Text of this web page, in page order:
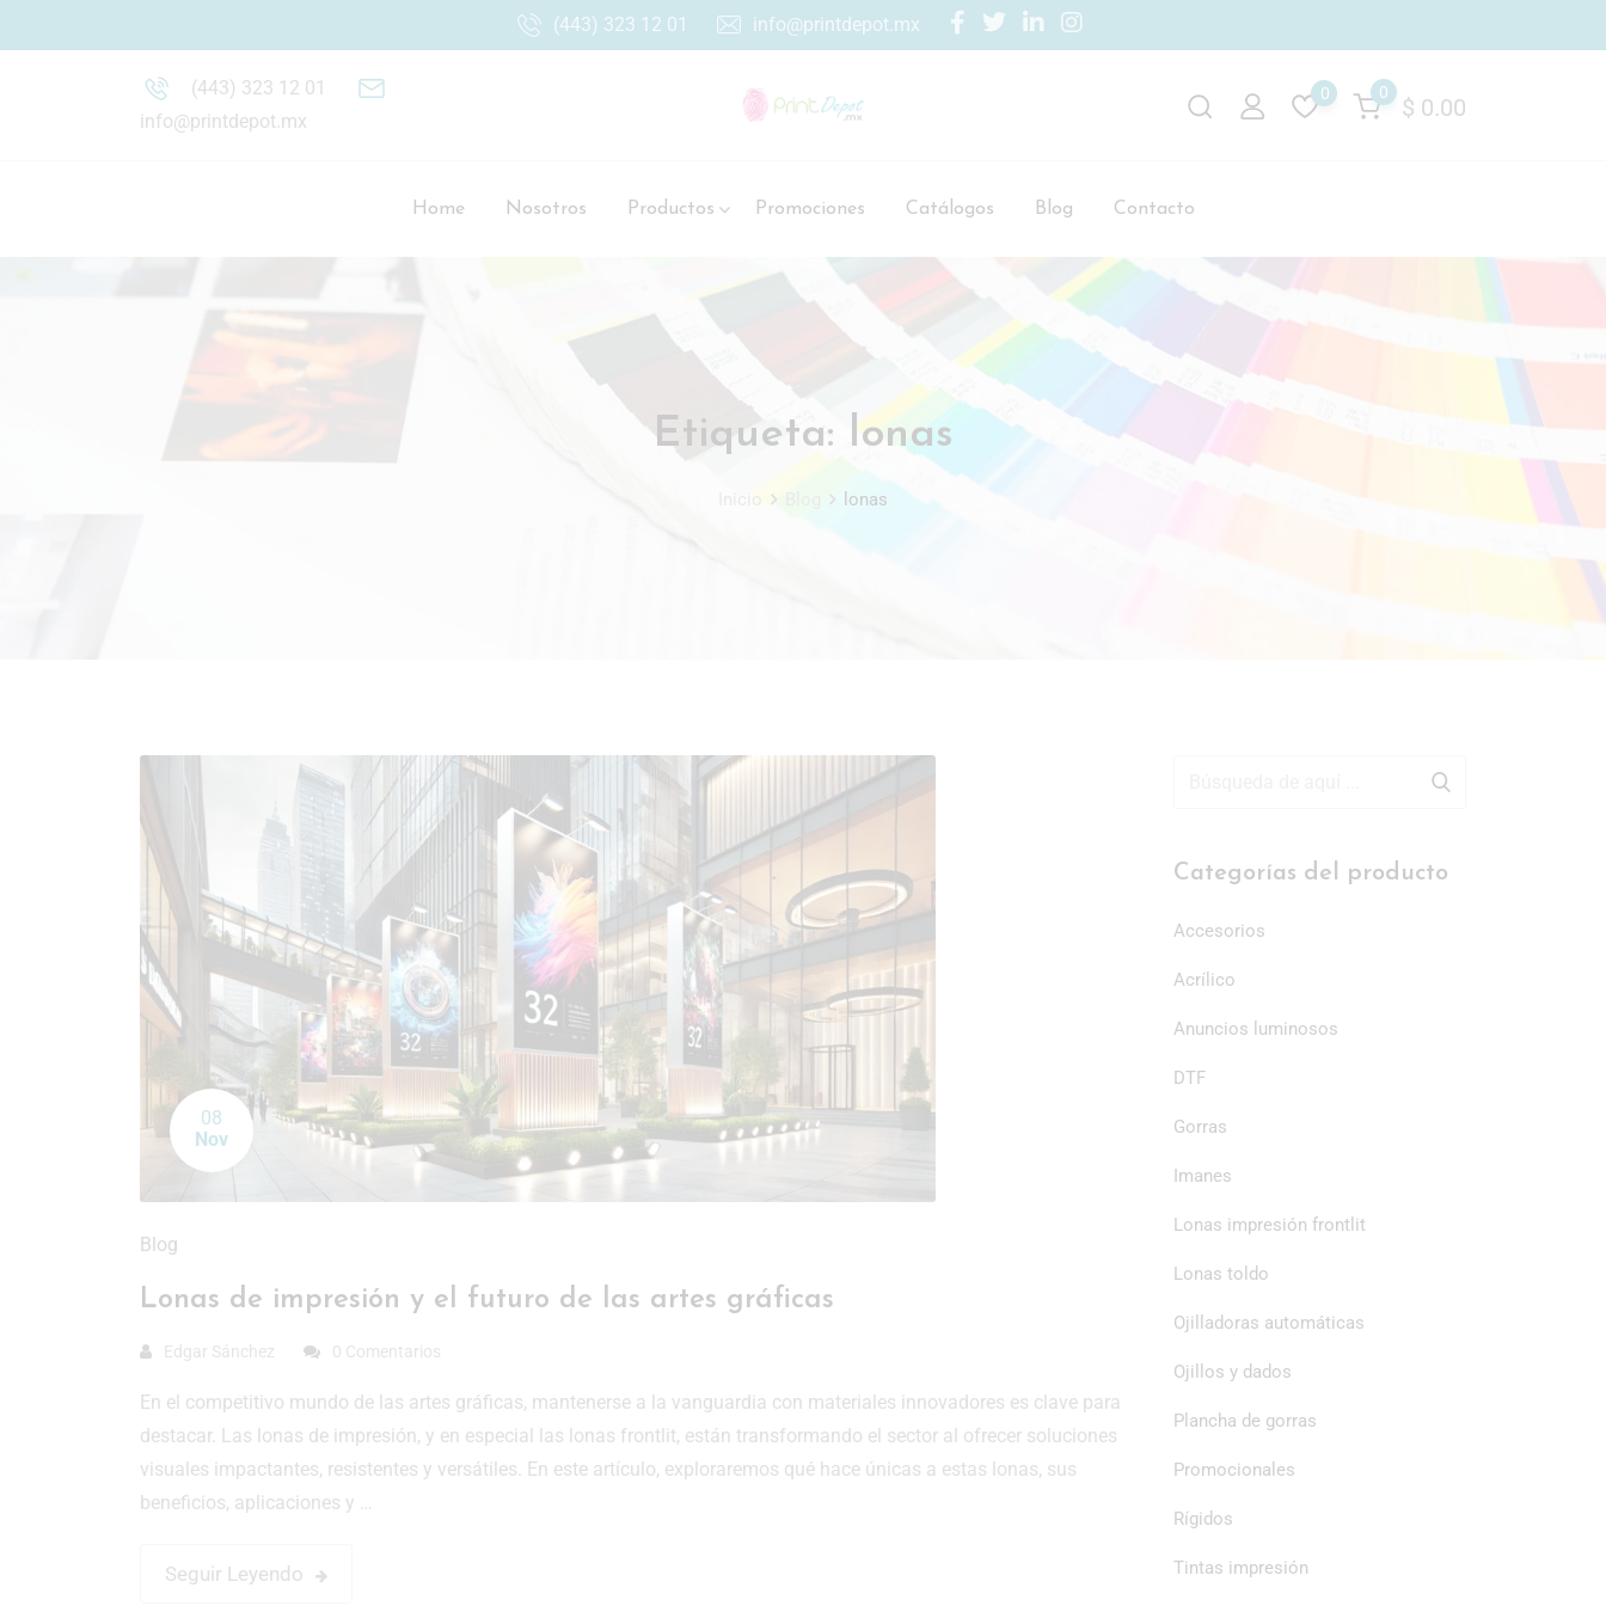
(443) 323 12 01 info@printdepot.mx
(443) 323 12 01
info@printdepot.mx
$ 0.00
0
0
Home Nosotros Productos Promociones Catálogos Blog Contacto
Etiqueta: lonas
lonas
08
Nov
Blog
Lonas de impresión y el futuro de las artes gráficas
Edgar Sánchez 0 Comentarios
En el competitivo mundo de las artes gráficas, mantenerse a la vanguardia con materiales innovadores es clave para
destacar. Las lonas de impresión, y en especial las lonas frontlit, están transformando el sector al ofrecer soluciones
visuales impactantes, resistentes y versátiles. En este artículo, exploraremos qué hace únicas a estas lonas, sus
beneficios, aplicaciones y …
Seguir Leyendo
Categorías del producto
Accesorios
Acrílico
Anuncios luminosos
DTF
Gorras
Imanes
Lonas impresión frontlit
Lonas toldo
Ojilladoras automáticas
Ojillos y dados
Plancha de gorras
Promocionales
Rígidos
Tintas impresión